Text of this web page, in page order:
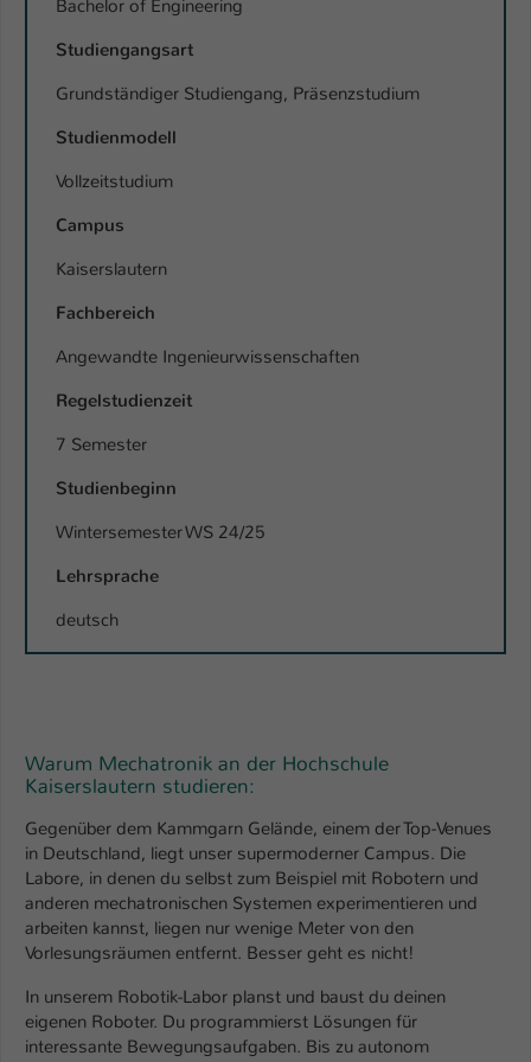
Bachelor of Engineering
Studiengangsart
Grundständiger Studiengang, Präsenzstudium
Studienmodell
Vollzeitstudium
Campus
Kaiserslautern
Fachbereich
Angewandte Ingenieurwissenschaften
Regelstudienzeit
7 Semester
Studienbeginn
Wintersemester WS 24/25
Lehrsprache
deutsch
Warum Mechatronik an der Hochschule
Kaiserslautern studieren:
Gegenüber dem Kammgarn Gelände, einem der Top-Venues
in Deutschland, liegt unser supermoderner Campus. Die
Labore, in denen du selbst zum Beispiel mit Robotern und
anderen mechatronischen Systemen experimentieren und
arbeiten kannst, liegen nur wenige Meter von den
Vorlesungsräumen entfernt. Besser geht es nicht!
In unserem Robotik-Labor planst und baust du deinen
eigenen Roboter. Du programmierst Lösungen für
interessante Bewegungsaufgaben. Bis zu autonom
Name be_typo_user
Anbieter TYPO3
Laufzeit 1 Tag
Zweck
Dieser Cookie teilt der Webseite mit, ob
zu verwalten.